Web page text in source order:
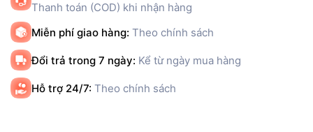
Thanh toán (COD) khi nhận hàng
Miễn phí giao hàng: Theo chính sách
Đổi trả trong 7 ngày: Kể từ ngày mua hàng
Hỗ trợ 24/7: Theo chính sách